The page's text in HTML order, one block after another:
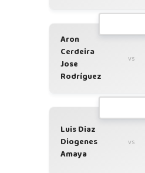
Aron
Cerdeira
Jose
Rodríguez
vs
Luis Diaz
Diogenes
Amaya
vs